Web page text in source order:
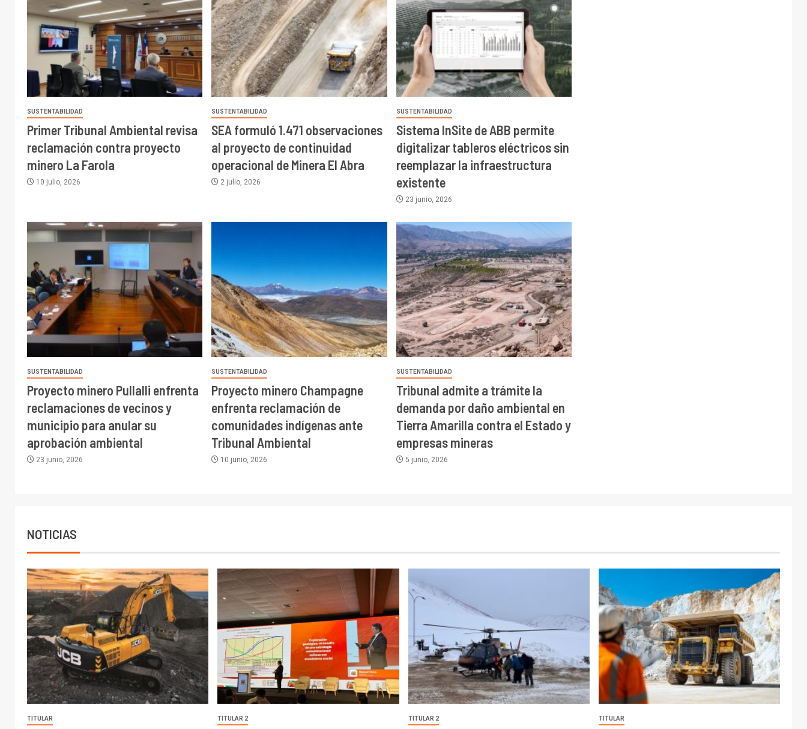
SUSTENTABILIDAD
Primer Tribunal Ambiental revisa
reclamación contra proyecto
minero La Farola
10 julio, 2026
SUSTENTABILIDAD
SEA formuló 1.471 observaciones
al proyecto de continuidad
operacional de Minera El Abra
2 julio, 2026
SUSTENTABILIDAD
Sistema InSite de ABB permite
digitalizar tableros eléctricos sin
reemplazar la infraestructura
existente
23 junio, 2026
SUSTENTABILIDAD
Proyecto minero Pullalli enfrenta
reclamaciones de vecinos y
municipio para anular su
aprobación ambiental
23 junio, 2026
SUSTENTABILIDAD
Proyecto minero Champagne
enfrenta reclamación de
comunidades indígenas ante
Tribunal Ambiental
10 junio, 2026
SUSTENTABILIDAD
Tribunal admite a trámite la
demanda por daño ambiental en
Tierra Amarilla contra el Estado y
empresas mineras
5 junio, 2026
NOTICIAS
TITULAR TITULAR 2 TITULAR 2 TITULAR